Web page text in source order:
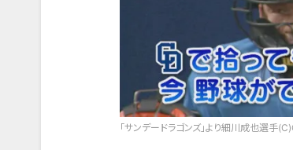
「サンデードラゴンズ」より細川成也選手